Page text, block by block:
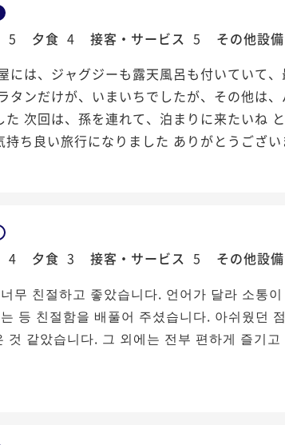
5 夕食 4 接客・サービス 5 その他設備
には、ジャグジーも露天風呂も付いていて
タンだけが、いまいちでしたが、その他は
た 次回は、孫を連れて、泊まりに来たいね
ち良い旅行になりました ありがとうござい
4 夕食 3 接客・サービス 5 その他設備
무 친절하고 좋았습니다. 언어가 달라 소통
등 친절함을 배풀어 주셨습니다. 아쉬웠던
것 같았습니다. 그 외에는 전부 편하게 즐기